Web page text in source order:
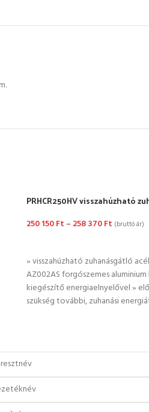
PRHCR250HV visszahúzható
250 150Ft – 258 370Ft (bruttó ár)
» visszahúzható zuhanásgátló
AZ002AS forgószemes
kiegészítő energiaelnyelővel »
szükség további, zuhanási